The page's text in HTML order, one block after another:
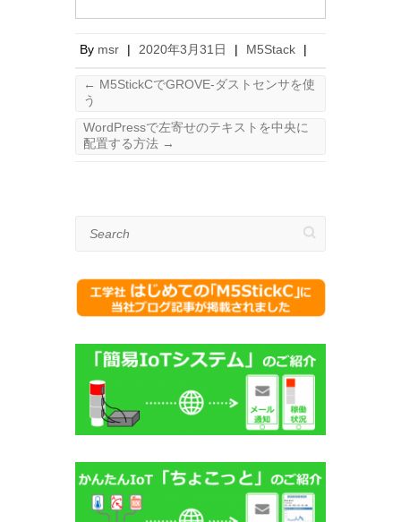
By msr | 2020年3月31日 | M5Stack |
← M5StickCでGROVE-ダストセンサを使
う
WordPressで左寄せのテキストを中央に
配置する方法 →